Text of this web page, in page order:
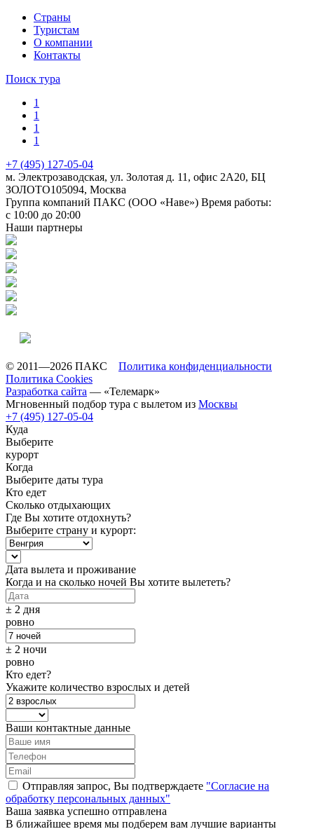
Cтраны
Туристам
О компании
Контакты
Поиск тура
1
1
1
1
+7 (495) 127-05-04
м. Электрозаводская, ул. Золотая д. 11, офис 2А20, БЦ
ЗОЛОТО105094, Москва
Группа компаний ПАКС (ООО «Наве») Время работы:
с 10:00 до 20:00
Наши партнеры
© 2011—2026 ПАКС Политика конфиденциальности
Политика Cookies
Разработка сайта — «Телемарк»
Мгновенный подбор тура с вылетом из Москвы
+7 (495) 127-05-04
Куда
Выберите
курорт
Когда
Выберите даты тура
Кто едет
Сколько отдыхающих
Где Вы хотите отдохнуть?
Выберите страну и курорт:
Дата вылета и проживание
Когда и на сколько ночей Вы хотите вылететь?
± 2 дня
ровно
± 2 ночи
ровно
Кто едет?
Укажите количество взрослых и детей
Ваши контактные данные
Отправляя запрос, Вы подтверждаете "Согласие на
обработку персональных данных"
Ваша заявка успешно отправлена
В ближайшее время мы подберем вам лучшие варианты